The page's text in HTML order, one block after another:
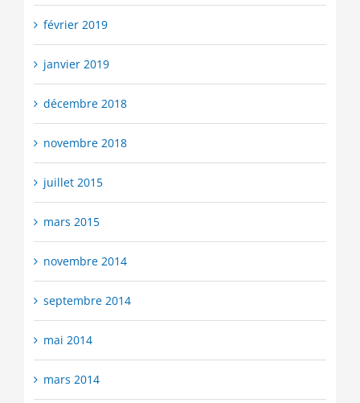
février 2019
janvier 2019
décembre 2018
novembre 2018
juillet 2015
mars 2015
novembre 2014
septembre 2014
mai 2014
mars 2014